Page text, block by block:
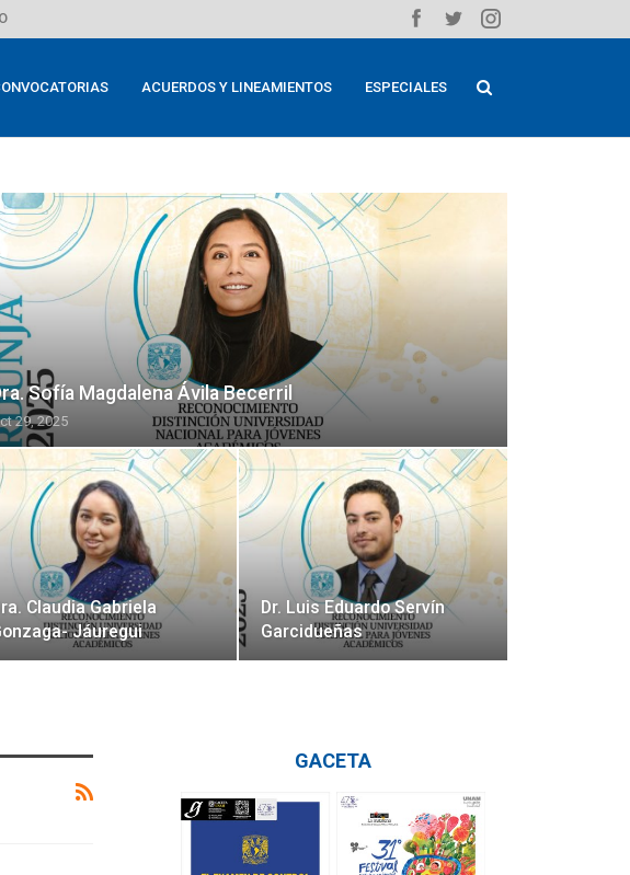
ACUERDOS Y LINEAMIENTOS ESPECIALES
Sofía Magdalena Ávila Becerril
29, 2025
Claudia Gabriela
Jáuregui
Dr. Luis Eduardo Servín
Garcidueñas
GACETA